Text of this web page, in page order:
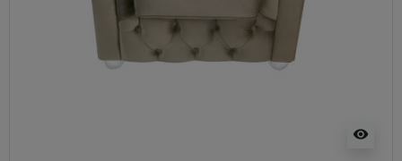
visibility